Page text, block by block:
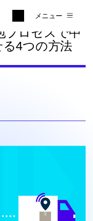
メニュー
プロセスで中
4つの方法